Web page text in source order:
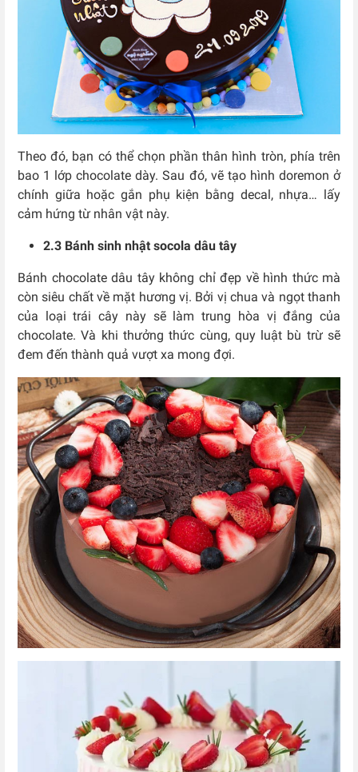
Theo đó, bạn có thể chọn phần thân hình tròn, phía trên
bao 1 lớp chocolate dày. Sau đó, vẽ tạo hình doremon ở
chính giữa hoặc gắn phụ kiện bằng decal, nhựa… lấy
cảm hứng từ nhân vật này.
2.3 Bánh sinh nhật socola dâu tây
Bánh chocolate dâu tây không chỉ đẹp về hình thức mà
còn siêu chất về mặt hương vị. Bởi vị chua và ngọt thanh
của loại trái cây này sẽ làm trung hòa vị đắng của
chocolate. Và khi thưởng thức cùng, quy luật bù trừ sẽ
đem đến thành quả vượt xa mong đợi.